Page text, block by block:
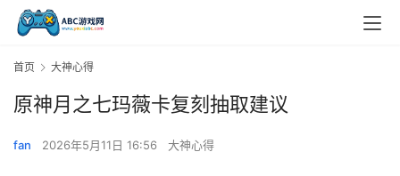
首页 大神心得
原神月之七玛薇卡复刻抽取建议
fan 2026年5月11日 16:56 大神心得